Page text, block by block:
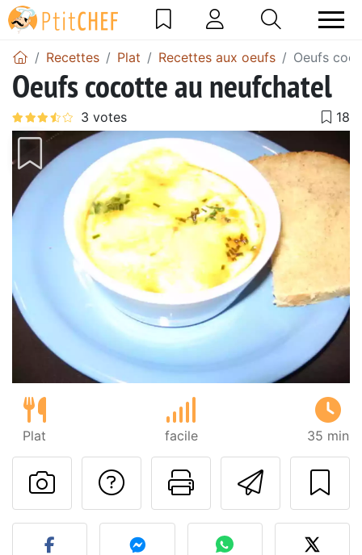
Recettes Plat Recettes aux oeufs Oeufs
Oeufs cocotte au neufchatel
Plat facile 35 min
Imprimer
Poser une
Publier votre photo de